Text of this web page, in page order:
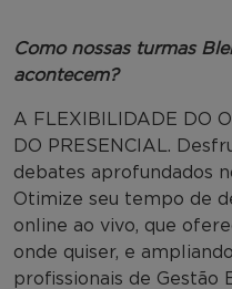
Como nossas turmas
acontecem?
A FLEXIBILIDADE DO
DO PRESENCIAL.
debates aprofundados
Otimize seu tempo de
online ao vivo, que
onde quiser, e
profissionais de Gestão